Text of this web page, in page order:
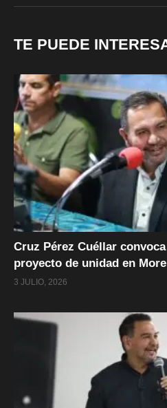
TE PUEDE
Cruz Pérez Cuéllar
proyecto de unidad en
3 JULIO, 2026